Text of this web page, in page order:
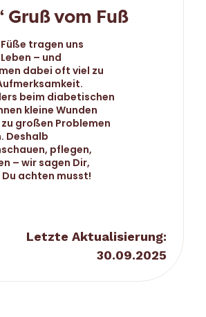
Gruß vom Fuß
tragen uns
– und
dabei oft viel zu
beim diabetischen
kleine Wunden
großen Problemen
Deshalb
pflegen,
– wir sagen Dir,
achten musst!
Letzte Aktualisierung:
30.09.2025